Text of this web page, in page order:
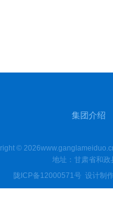
集团介绍
©
地址：甘肃省和
陇ICP备12000571号 设计制